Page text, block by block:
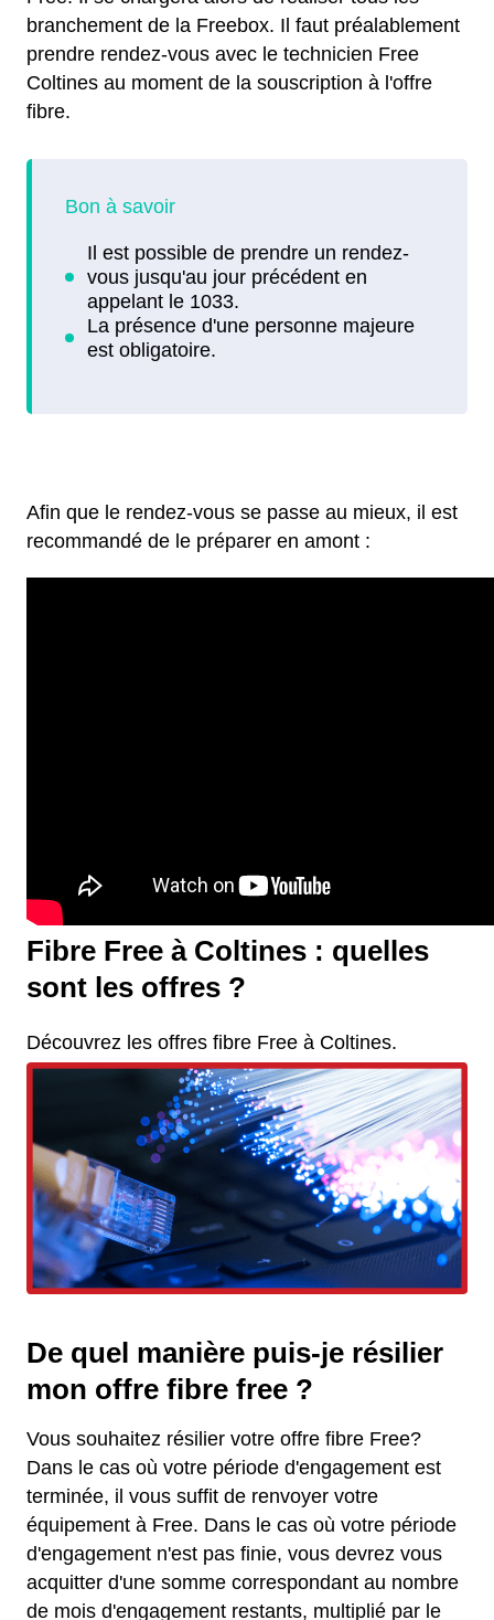
branchement de la Freebox. Il faut préalablement
prendre rendez-vous avec le technicien Free
Coltines au moment de la souscription à l'offre
fibre.
Afin que le rendez-vous se passe au mieux, il est
recommandé de le préparer en amont :
Fibre Free à Coltines : quelles
sont les offres ?
Découvrez les offres fibre Free à Coltines.
De quel manière puis-je résilier
mon offre fibre free ?
Vous souhaitez résilier votre offre fibre Free?
Dans le cas où votre période d'engagement est
terminée, il vous suffit de renvoyer votre
équipement à Free. Dans le cas où votre période
d'engagement n'est pas finie, vous devrez vous
acquitter d'une somme correspondant au nombre
de mois d'engagement restants, multiplié par le